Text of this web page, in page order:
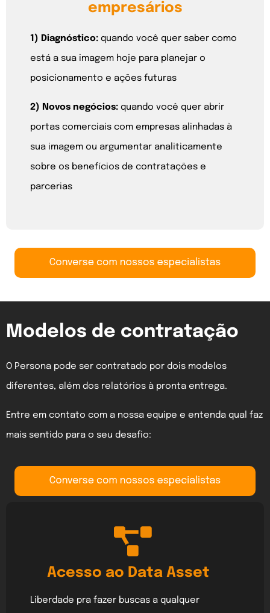
empresários
1) Diagnóstico: quando você quer saber como
está a sua imagem hoje para planejar o
posicionamento e ações futuras
2) Novos negócios: quando você quer abrir
portas comerciais com empresas alinhadas à
sua imagem ou argumentar analiticamente
sobre os benefícios de contratações e
parcerias
Modelos de contratação
O Persona pode ser contratado por dois modelos
diferentes, além dos relatórios à pronta entrega.
Entre em contato com a nossa equipe e entenda qual faz
mais sentido para o seu desafio:
Acesso ao Data Asset
Liberdade pra fazer buscas a qualquer